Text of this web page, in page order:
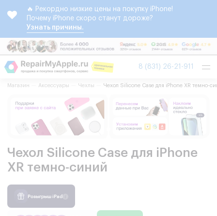
🔥 Рекордно низкие цены на покупку iPhone!
Почему iPhone скоро станут дороже?
Узнать причины.
8 (831) 26-21-911
Магазин Аксессуары Чехлы Чехол Silicone Case для iPhone XR темно-
Чехол Silicone Case для iPhone
XR темно-синий
Розыгрыш iPad